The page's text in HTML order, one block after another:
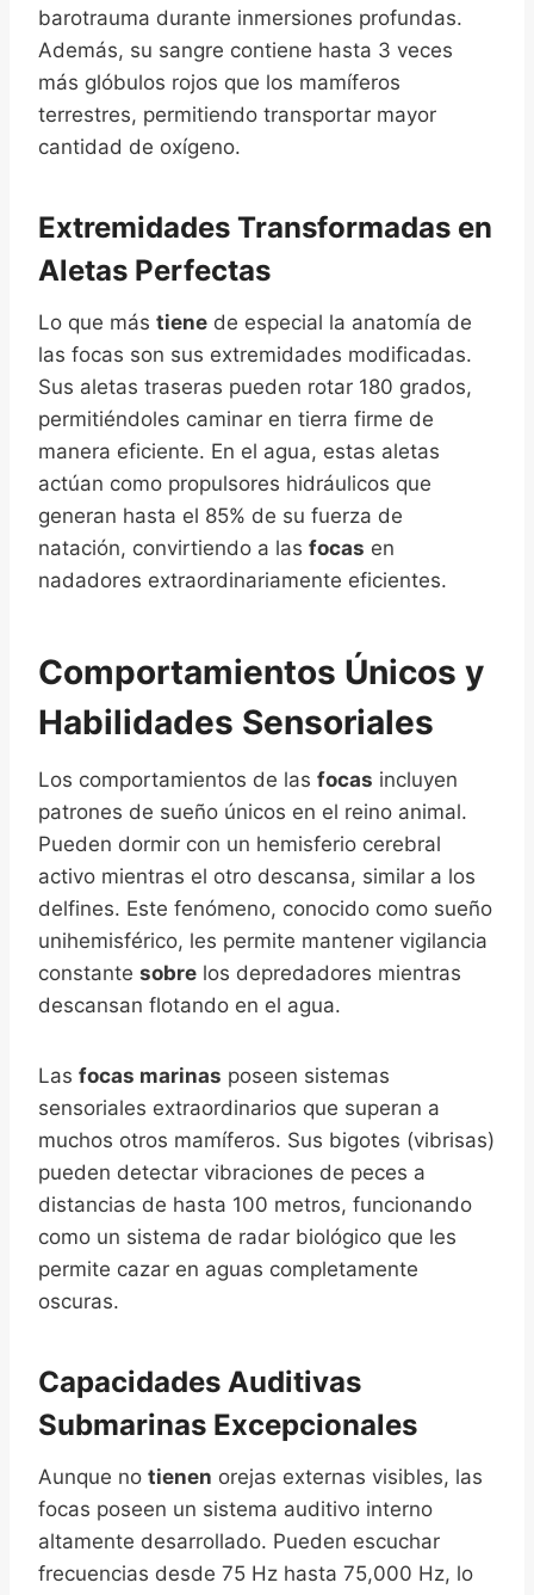
barotrauma durante inmersiones profundas.
Además, su sangre contiene hasta 3 veces
más glóbulos rojos que los mamíferos
terrestres, permitiendo transportar mayor
cantidad de oxígeno.
Extremidades Transformadas en
Aletas Perfectas
Lo que más tiene de especial la anatomía de
las focas son sus extremidades modificadas.
Sus aletas traseras pueden rotar 180 grados,
permitiéndoles caminar en tierra firme de
manera eficiente. En el agua, estas aletas
actúan como propulsores hidráulicos que
generan hasta el 85% de su fuerza de
natación, convirtiendo a las focas en
nadadores extraordinariamente eficientes.
Comportamientos Únicos y
Habilidades Sensoriales
Los comportamientos de las focas incluyen
patrones de sueño únicos en el reino animal.
Pueden dormir con un hemisferio cerebral
activo mientras el otro descansa, similar a los
delfines. Este fenómeno, conocido como sueño
unihemisférico, les permite mantener vigilancia
constante sobre los depredadores mientras
descansan flotando en el agua.
Las focas marinas poseen sistemas
sensoriales extraordinarios que superan a
muchos otros mamíferos. Sus bigotes (vibrisas)
pueden detectar vibraciones de peces a
distancias de hasta 100 metros, funcionando
como un sistema de radar biológico que les
permite cazar en aguas completamente
oscuras.
Capacidades Auditivas
Submarinas Excepcionales
Aunque no tienen orejas externas visibles, las
focas poseen un sistema auditivo interno
altamente desarrollado. Pueden escuchar
frecuencias desde 75 Hz hasta 75,000 Hz, lo